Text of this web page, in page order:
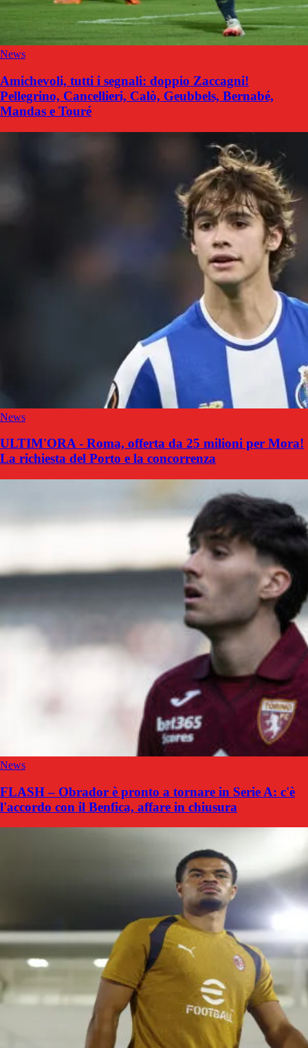
News
Amichevoli, tutti i segnali: doppio Zaccagni!
Pellegrino, Cancellieri, Calò, Geubbels, Bernabé,
Mandas e Touré
News
ULTIM'ORA - Roma, offerta da 25 milioni per Mora!
La richiesta del Porto e la concorrenza
News
FLASH – Obrador è pronto a tornare in Serie A: c'è
l'accordo con il Benfica, affare in chiusura